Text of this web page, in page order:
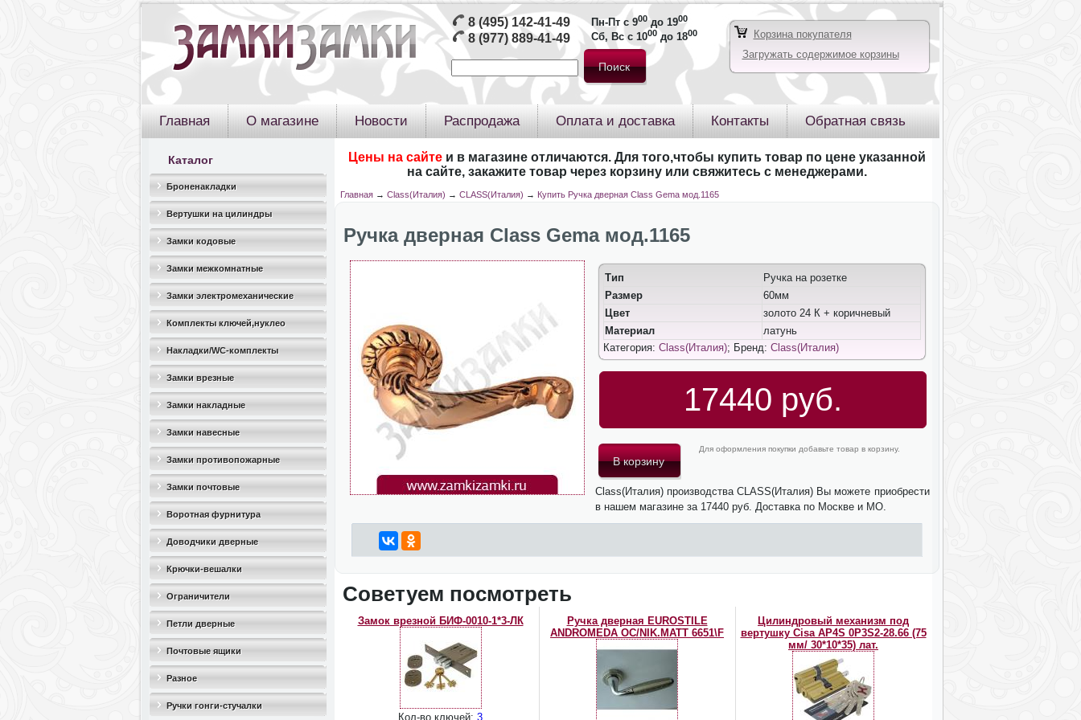
8 (495) 142-41-49
8 (977) 889-41-49
Пн-Пт с 900до 1900
Сб, Вс с 1000до 1800
Корзина покупателя
Загружать содержимое корзины
Главная О магазине Новости Распродажа Оплата и доставка Контакты Обратная связь
Каталог
Броненакладки
Вертушки на цилиндры
Замки кодовые
Замки межкомнатные
Замки электромеханические
Комплекты ключей,нуклео
Накладки/WC-комплекты
Замки врезные
Замки накладные
Замки навесные
Замки противопожарные
Замки почтовые
Воротная фурнитура
Доводчики дверные
Крючки-вешалки
Ограничители
дверные(стопоры)
Петли дверные
Почтовые ящики
Разное
Ручки гонги-стучалки
Цены на сайте и в магазине отличаются. Для того,чтобы купить товар по цене указанной
на сайте, закажите товар через корзину или свяжитесь с менеджерами.
Главная →Class(Италия) →CLASS(Италия) → Купить Ручка дверная Class Gema мод.1165
Ручка дверная Class Gema мод.1165
Тип
Ручка на розетке
Размер
60мм
Цвет
золото 24 К + коричневый
Материал
латунь
Категория: Class(Италия); Бренд: Class(Италия)
17440 руб.
Для оформления покупки добавьте товар в корзину.
Class(Италия) производства CLASS(Италия) Вы можете приобрести
в нашем магазине за 17440 руб. Доставка по Москве и МО.
Советуем посмотреть
Замок врезной БИФ-0010-1*3-ЛК
Кол-во ключей: 3
Ручка дверная EUROSTILE
ANDROMEDA OC/NIK.MATT 6651\F
Цилиндровый механизм под
вертушку Cisa AP4S 0P3S2-28.66 (75
мм/ 30*10*35) лат.